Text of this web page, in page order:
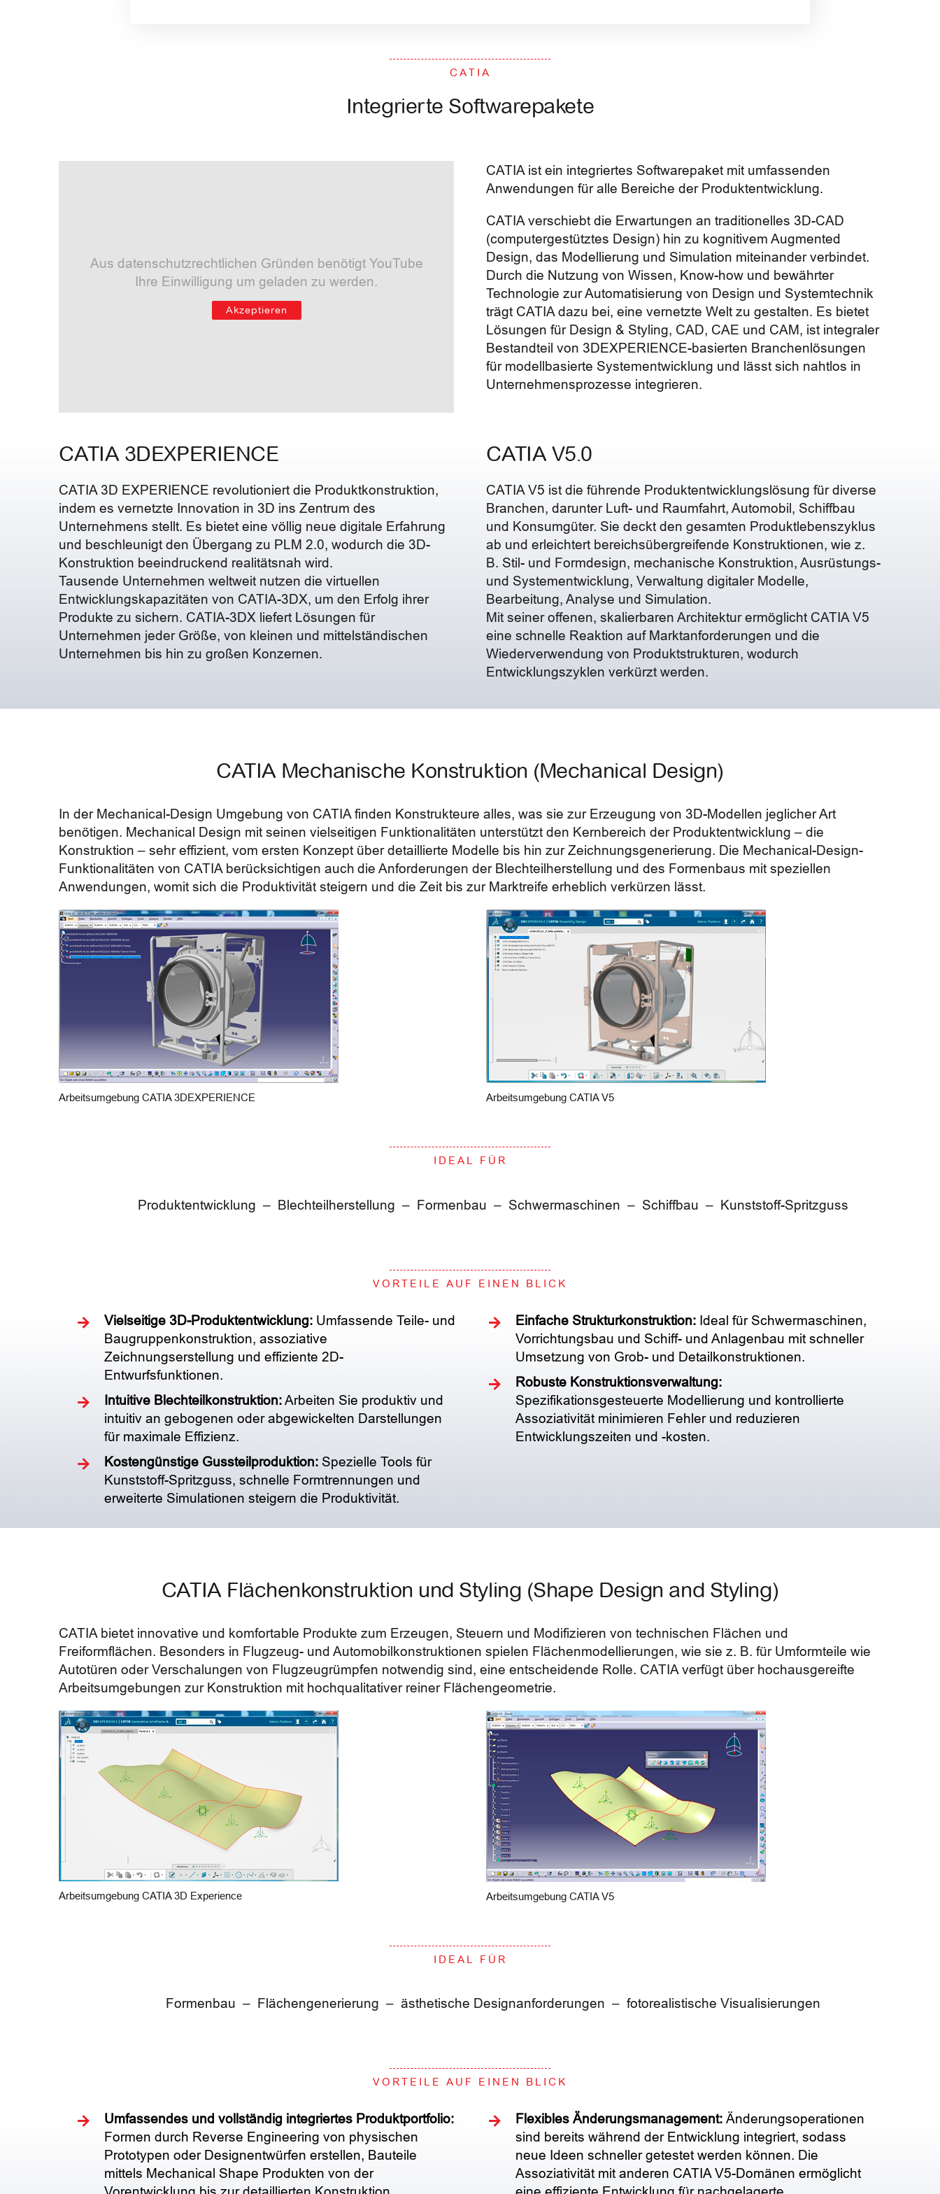
CATIA
Integrierte Softwarepakete
Aus datenschutzrechtlichen Gründen benötigt YouTube
Ihre Einwilligung um geladen zu werden.
Akzeptieren
CATIA ist ein integriertes Softwarepaket mit umfassenden
Anwendungen für alle Bereiche der Produktentwicklung.
CATIA verschiebt die Erwartungen an traditionelles 3D-CAD
(computergestütztes Design) hin zu kognitivem Augmented
Design, das Modellierung und Simulation miteinander verbindet.
Durch die Nutzung von Wissen, Know-how und bewährter
Technologie zur Automatisierung von Design und Systemtechnik
trägt CATIA dazu bei, eine vernetzte Welt zu gestalten. Es bietet
Lösungen für Design & Styling, CAD, CAE und CAM, ist integraler
Bestandteil von 3DEXPERIENCE-basierten Branchenlösungen
für modellbasierte Systementwicklung und lässt sich nahtlos in
Unternehmensprozesse integrieren.
CATIA 3DEXPERIENCE
CATIA 3D EXPERIENCE revolutioniert die Produktkonstruktion,
indem es vernetzte Innovation in 3D ins Zentrum des
Unternehmens stellt. Es bietet eine völlig neue digitale Erfahrung
und beschleunigt den Übergang zu PLM 2.0, wodurch die 3D-
Konstruktion beeindruckend realitätsnah wird.
Tausende Unternehmen weltweit nutzen die virtuellen
Entwicklungskapazitäten von CATIA-3DX, um den Erfolg ihrer
Produkte zu sichern. CATIA-3DX liefert Lösungen für
Unternehmen jeder Größe, von kleinen und mittelständischen
Unternehmen bis hin zu großen Konzernen.
CATIA V5.0
CATIA V5 ist die führende Produktentwicklungslösung für diverse
Branchen, darunter Luft- und Raumfahrt, Automobil, Schiffbau
und Konsumgüter. Sie deckt den gesamten Produktlebenszyklus
ab und erleichtert bereichsübergreifende Konstruktionen, wie z.
B. Stil- und Formdesign, mechanische Konstruktion, Ausrüstungs-
und Systementwicklung, Verwaltung digitaler Modelle,
Bearbeitung, Analyse und Simulation.
Mit seiner offenen, skalierbaren Architektur ermöglicht CATIA V5
eine schnelle Reaktion auf Marktanforderungen und die
Wiederverwendung von Produktstrukturen, wodurch
Entwicklungszyklen verkürzt werden.
CATIA Mechanische Konstruktion (Mechanical Design)
In der Mechanical-Design Umgebung von CATIA finden Konstrukteure alles, was sie zur Erzeugung von 3D-Modellen jeglicher Art
benötigen. Mechanical Design mit seinen vielseitigen Funktionalitäten unterstützt den Kernbereich der Produktentwicklung – die
Konstruktion – sehr effizient, vom ersten Konzept über detaillierte Modelle bis hin zur Zeichnungsgenerierung. Die Mechanical-Design-
Funktionalitäten von CATIA berücksichtigen auch die Anforderungen der Blechteilherstellung und des Formenbaus mit speziellen
Anwendungen, womit sich die Produktivität steigern und die Zeit bis zur Marktreife erheblich verkürzen lässt.
Arbeitsumgebung CATIA 3DEXPERIENCE Arbeitsumgebung CATIA V5
IDEAL FÜR
Produktentwicklung – Blechteilherstellung – Formenbau – Schwermaschinen – Schiffbau – Kunststoff-Spritzguss
VORTEILE AUF EINEN BLICK
Vielseitige 3D-Produktentwicklung: Umfassende Teile- und
Baugruppenkonstruktion, assoziative
Zeichnungserstellung und effiziente 2D-
Entwurfsfunktionen.
Intuitive Blechteilkonstruktion:Arbeiten Sie produktiv und
intuitiv an gebogenen oder abgewickelten Darstellungen
für maximale Effizienz.
Kostengünstige Gussteilproduktion: Spezielle Tools für
Kunststoff-Spritzguss, schnelle Formtrennungen und
erweiterte Simulationen steigern die Produktivität.
Einfache Strukturkonstruktion:Ideal für Schwermaschinen,
Vorrichtungsbau und Schiff- und Anlagenbau mit schneller
Umsetzung von Grob- und Detailkonstruktionen.
Robuste Konstruktionsverwaltung:
Spezifikationsgesteuerte Modellierung und kontrollierte
Assoziativität minimieren Fehler und reduzieren
Entwicklungszeiten und -kosten.
CATIA Flächenkonstruktion und Styling (Shape Design and Styling)
CATIA bietet innovative und komfortable Produkte zum Erzeugen, Steuern und Modifizieren von technischen Flächen und
Freiformflächen. Besonders in Flugzeug- und Automobilkonstruktionen spielen Flächenmodellierungen, wie sie z. B. für Umformteile wie
Autotüren oder Verschalungen von Flugzeugrümpfen notwendig sind, eine entscheidende Rolle. CATIA verfügt über hochausgereifte
Arbeitsumgebungen zur Konstruktion mit hochqualitativer reiner Flächengeometrie.
Arbeitsumgebung CATIA 3D Experience Arbeitsumgebung CATIA V5
IDEAL FÜR
Formenbau – Flächengenerierung – ästhetische Designanforderungen – fotorealistische Visualisierungen
VORTEILE AUF EINEN BLICK
Umfassendes und vollständig integriertes Produktportfolio:
Formen durch Reverse Engineering von physischen
Prototypen oder Designentwürfen erstellen, Bauteile
mittels Mechanical Shape Produkten von der
Flexibles Änderungsmanagement:Änderungsoperationen
sind bereits während der Entwicklung integriert, sodass
neue Ideen schneller getestet werden können. Die
Assoziativität mit anderen CATIA V5-Domänen ermöglicht